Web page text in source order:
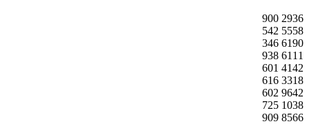
2936
900
5558
542
6190
346
6111
938
4142
601
3318
616
9642
602
1038
725
8566
909